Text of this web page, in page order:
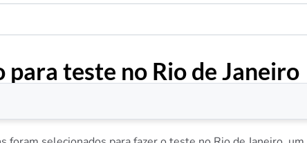
para teste no Rio de Janeiro.